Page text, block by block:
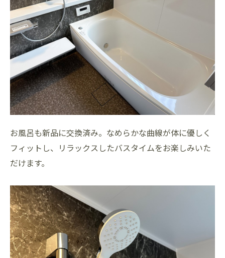
お風呂も新品に交換済み。なめらかな曲線が体に優しく
フィットし、リラックスしたバスタイムをお楽しみいた
だけます。